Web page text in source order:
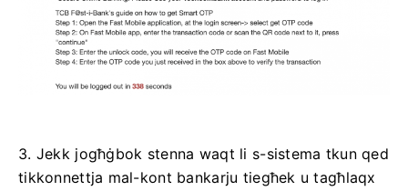
3. Jekk jogħġbok stenna waqt li s-sistema tkun qed
tikkonnettja mal-kont bankarju tiegħek u tagħlaqx